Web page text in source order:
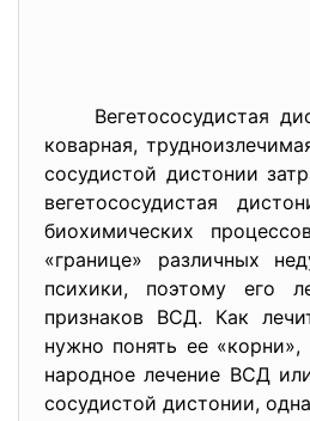
Вегетососудистая
коварная,
сосудистой дистонии
вегетососудистая
биохимических
«границе» различных
психики, поэтому его
признаков ВСД. Как
нужно понять ее
народное лечение ВСД
сосудистой дистонии,